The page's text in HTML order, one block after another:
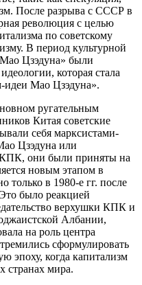
После разрыва с СССР в
революция с целью
по советскому
В период культурной
Цзэдуна» были
которая стала
идеи Мао Цзэдуна».
ругательным
Китая советские
себя марксистами-
Цзэдуна или
КПК, они были приняты на
новым этапом в
только в 1980-е гг. после
было реакцией
верхушки КПК и
Албании,
на роль центра
сформулировать
эпоху, когда капитализм
странах мира.